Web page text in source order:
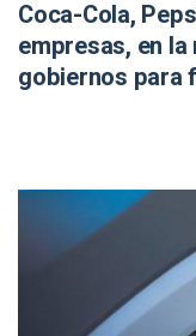
Coca-Cola,
empresas, en
gobiernos para